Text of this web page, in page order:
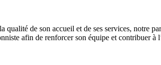
qualité de son accueil et de ses services, notre
afin de renforcer son équipe et contribuer à